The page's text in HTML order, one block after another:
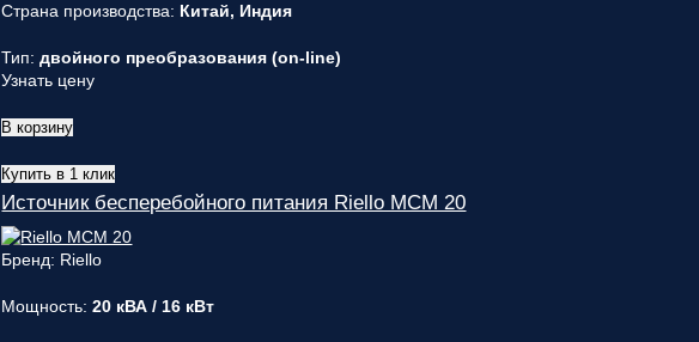
Страна производства: Китай, Индия
Тип:двойного преобразования (on-line)
Узнать цену
В корзину
Купить в 1 клик
Источник бесперебойного питания Riello MCM 20
Бренд: Riello
Мощность:20 кВА / 16 кВт